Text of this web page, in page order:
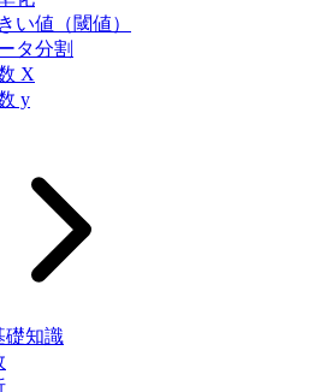
い値（閾値）
タ分割
X
y
礎知識